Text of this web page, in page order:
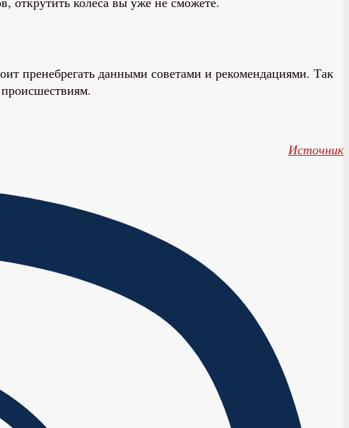
пренебрегать данными советами и рекомендациями. Так
Источник